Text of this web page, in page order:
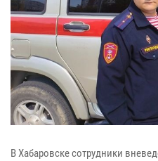
В Хабаровске сотрудники